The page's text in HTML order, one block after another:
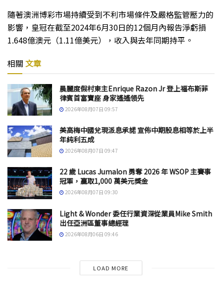
隨著澳洲博彩市場持續受到不利市場條件及嚴格監管壓力的
影響，皇冠在截至2024年6月30日的12個月內報告淨虧損
1.648億澳元（1.11億美元），收入與去年同期持平。
相關 文章
晨麗度假村東主Enrique Razon Jr 登上福布斯菲
律賓首富寶座 身家遙遙領先
2026年08月07日 09:57
美高梅中國兌現派息承諾 宣佈中期股息相等於上半
年純利五成
2026年08月07日 09:47
22 歲 Lucas Jumalon 勇奪 2026 年 WSOP 主賽事
冠軍，贏取1,000 萬美元獎金
2026年08月07日 09:30
Light & Wonder 委任行業資深從業員Mike Smith
出任亞洲區董事總經理
2026年08月06日 09:46
LOAD MORE